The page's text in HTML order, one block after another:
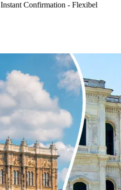
Instant Confirmation - Flexibel